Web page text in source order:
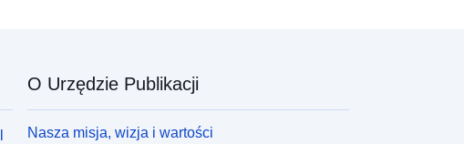
O Urzędzie Publikacji
Nasza misja, wizja i wartości